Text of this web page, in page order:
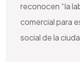
reconocen “la
comercial para
social de la